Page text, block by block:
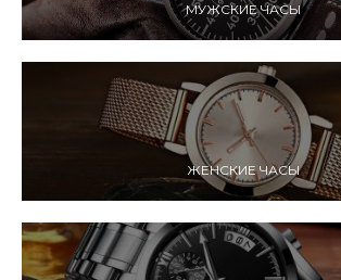
МУЖСКИЕ ЧАСЫ
ЖЕНСКИЕ ЧАСЫ